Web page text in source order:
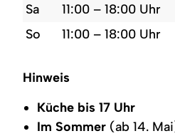
Sa
11:00 – 18:00 Uhr
So
11:00 – 18:00 Uhr
Hinweis
Küche bis 17 Uhr
Im Sommer (ab 14.